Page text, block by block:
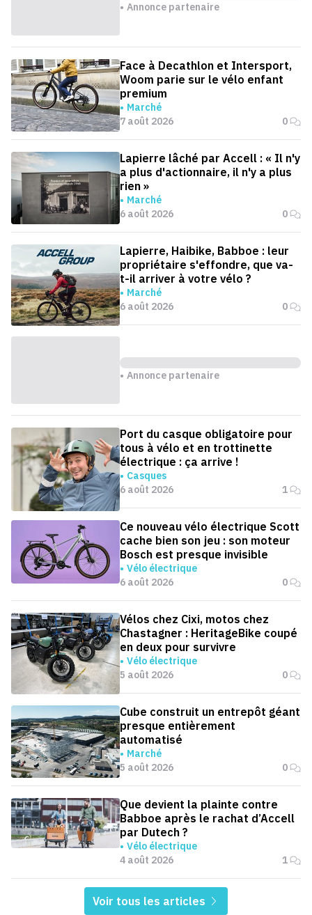
Annonce partenaire
Face à Decathlon et Intersport,
Woom parie sur le vélo enfant
premium
Marché
7 août 2026
0
Lapierre lâché par Accell : « Il n'y
a plus d'actionnaire, il n'y a plus
rien »
Marché
6 août 2026
0
Lapierre, Haibike, Babboe : leur
propriétaire s'effondre, que va-
t-il arriver à votre vélo ?
Marché
6 août 2026
0
Annonce partenaire
Port du casque obligatoire pour
tous à vélo et en trottinette
électrique : ça arrive !
Casques
6 août 2026
1
Ce nouveau vélo électrique Scott
cache bien son jeu : son moteur
Bosch est presque invisible
Vélo électrique
6 août 2026
0
Vélos chez Cixi, motos chez
Chastagner : HeritageBike coupé
en deux pour survivre
Vélo électrique
5 août 2026
0
Cube construit un entrepôt géant
presque entièrement
automatisé
Marché
5 août 2026
0
Que devient la plainte contre
Babboe après le rachat d’Accell
par Dutech ?
Vélo électrique
4 août 2026
1
Voir tous les articles